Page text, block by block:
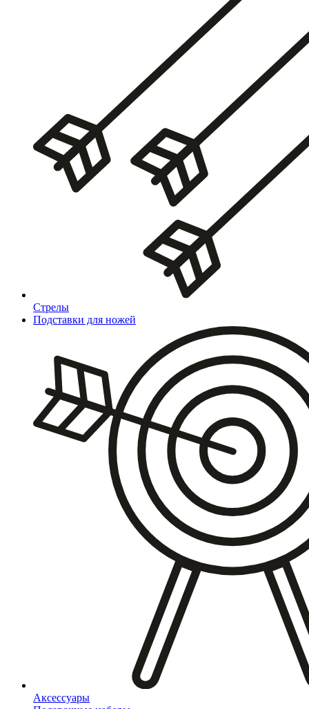
Стрелы
Подставки для ножей
Аксессуары